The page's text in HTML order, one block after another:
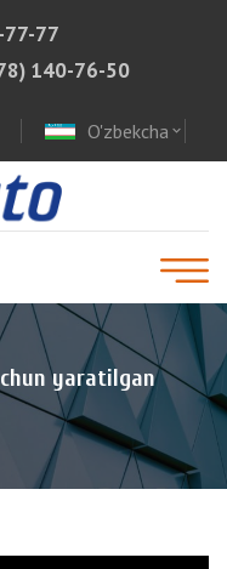
77
140-76-50
O'zbekcha expand_more
yaratilgan